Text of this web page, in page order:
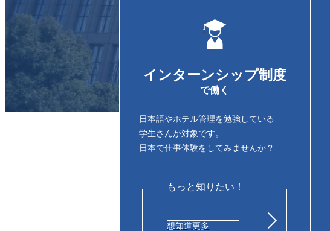
インターンシップ制度
で働く
日本語やホテル管理を勉強している
学生さんが対象です。
日本で仕事体験をしてみませんか？
もっと知りたい！
想知道更多